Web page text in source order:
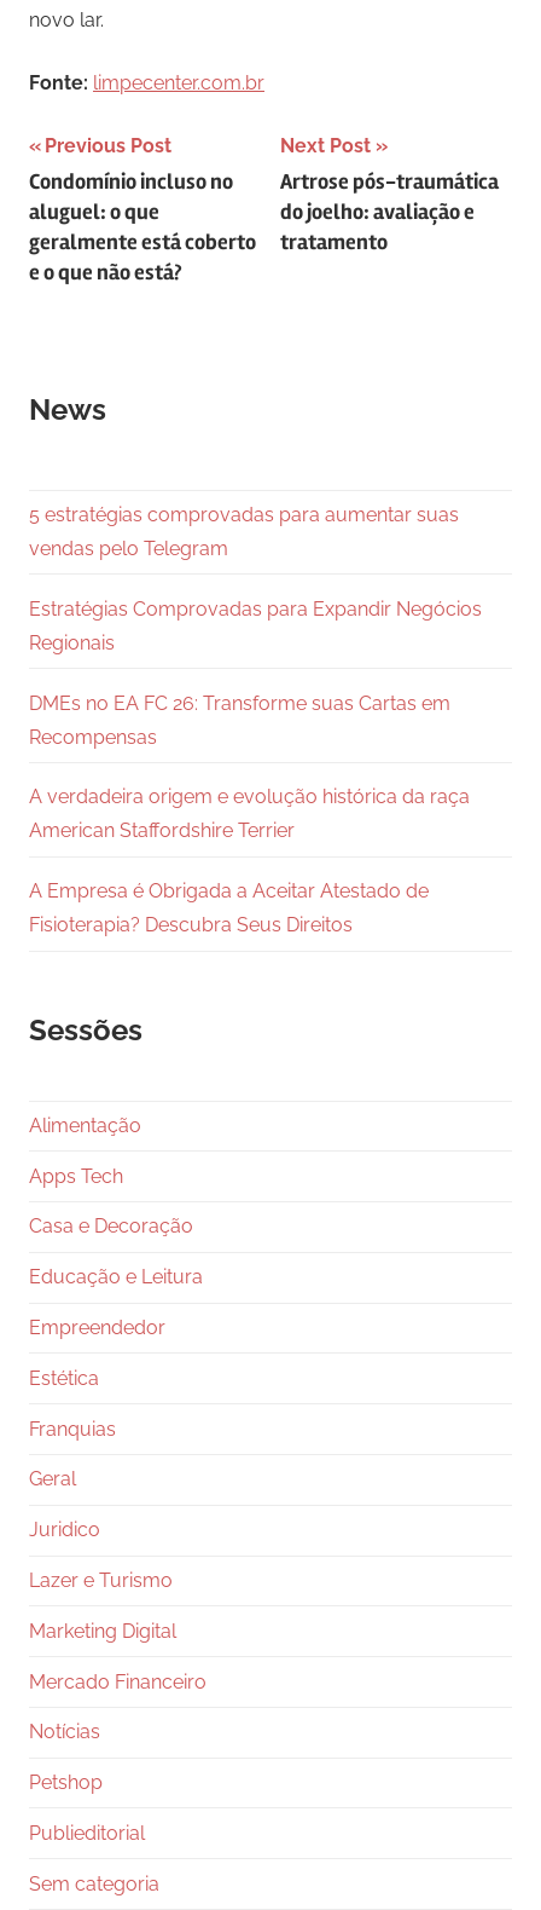
novo lar.
Fonte: limpecenter.com.br
Navegação
de
Post
Previous Post
Condomínio incluso no
aluguel: o que
geralmente está coberto
e o que não está?
Next Post
Artrose pós-traumática
do joelho: avaliação e
tratamento
News
5 estratégias comprovadas para aumentar suas
vendas pelo Telegram
Estratégias Comprovadas para Expandir Negócios
Regionais
DMEs no EA FC 26: Transforme suas Cartas em
Recompensas
A verdadeira origem e evolução histórica da raça
American Staffordshire Terrier
A Empresa é Obrigada a Aceitar Atestado de
Fisioterapia? Descubra Seus Direitos
Sessões
Alimentação
Apps Tech
Casa e Decoração
Educação e Leitura
Empreendedor
Estética
Franquias
Geral
Juridico
Lazer e Turismo
Marketing Digital
Mercado Financeiro
Notícias
Petshop
Publieditorial
Sem categoria